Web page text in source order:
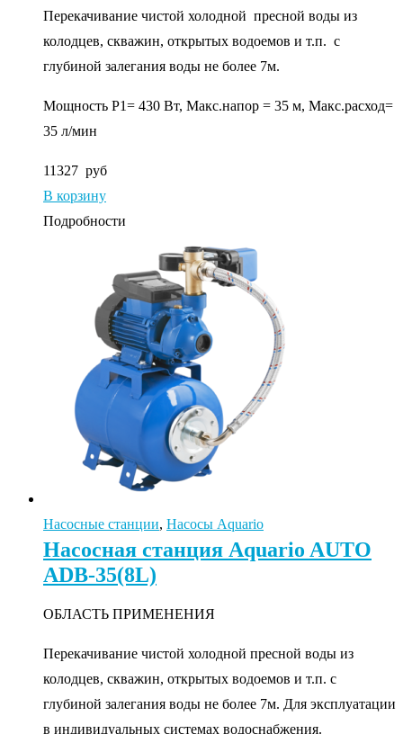
Перекачивание чистой холодной пресной воды из
колодцев, скважин, открытых водоемов и т.п. с
глубиной залегания воды не более 7м.
Мощность P1= 430 Вт, Макс.напор = 35 м, Макс.расход=
35 л/мин
11327 руб
В корзину
Подробности
Насосные станции, Насосы Aquario
Насосная станция Aquario AUTO
ADB-35(8L)
ОБЛАСТЬ ПРИМЕНЕНИЯ
Перекачивание чистой холодной пресной воды из
колодцев, скважин, открытых водоемов и т.п. с
глубиной залегания воды не более 7м. Для эксплуатации
в индивидуальных системах водоснабжения.